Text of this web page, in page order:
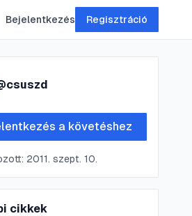
Bejelentkezés Regisztráció
csuszd
a követéshez
2011. szept. 10.
cikkek